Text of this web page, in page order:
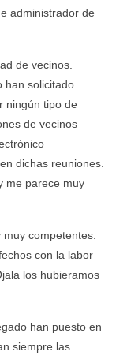
administrador de
de vecinos.
han solicitado
ningún tipo de
de vecinos
dichas reuniones.
me parece muy
competentes.
con la labor
los hubieramos
han puesto en
siempre las